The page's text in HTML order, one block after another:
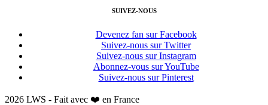
SUIVEZ-NOUS
Devenez fan sur Facebook
Suivez-nous sur Twitter
Suivez-nous sur Instagram
Abonnez-vous sur YouTube
Suivez-nous sur Pinterest
2026 LWS - Fait avec ❤️ en France